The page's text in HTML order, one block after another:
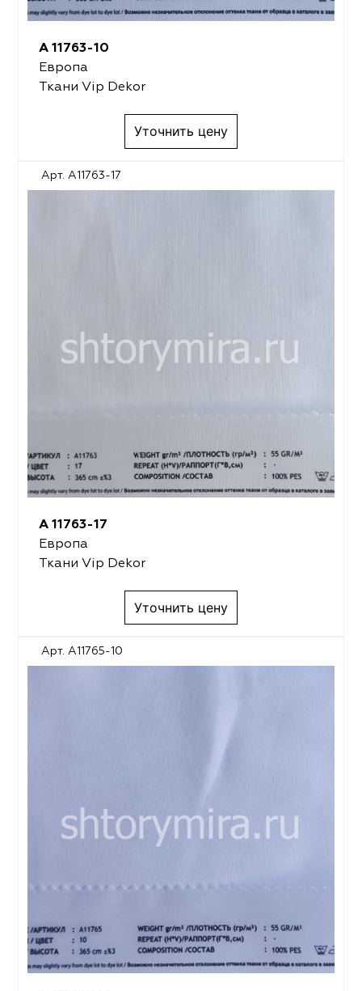
A 11763-10
Европа
Ткани Vip Dekor
Уточнить цену
Арт. A11763-17
A 11763-17
Европа
Ткани Vip Dekor
Уточнить цену
Арт. A11765-10